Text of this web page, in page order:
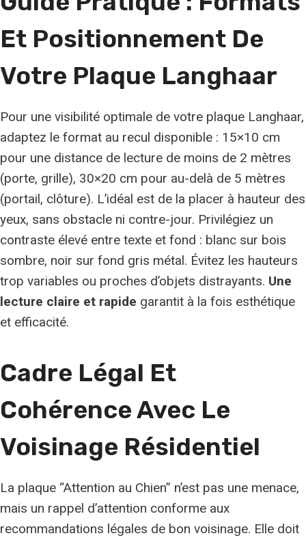
Et Positionnement De
Votre Plaque Langhaar
Pour une visibilité optimale de votre plaque Langhaar,
adaptez le format au recul disponible : 15×10 cm
pour une distance de lecture de moins de 2 mètres
(porte, grille), 30×20 cm pour au-delà de 5 mètres
(portail, clôture). L’idéal est de la placer à hauteur des
yeux, sans obstacle ni contre-jour. Privilégiez un
contraste élevé entre texte et fond : blanc sur bois
sombre, noir sur fond gris métal. Évitez les hauteurs
trop variables ou proches d’objets distrayants. Une
lecture claire et rapide garantit à la fois esthétique
et efficacité.
Cadre Légal Et
Cohérence Avec Le
Voisinage Résidentiel
La plaque “Attention au Chien” n’est pas une menace,
mais un rappel d’attention conforme aux
recommandations légales de bon voisinage. Elle doit